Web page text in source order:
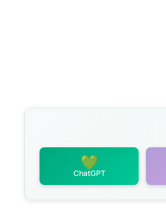
💚
ChatGPT